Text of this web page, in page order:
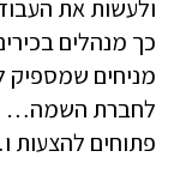
ולעשות את
כך מנהלים
מניחים שמספיק
פתוחים להצעות